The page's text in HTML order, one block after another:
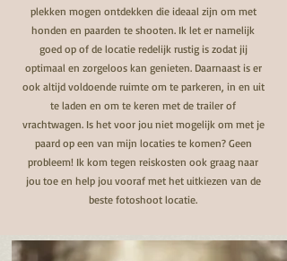
plekken mogen ontdekken die ideaal zijn om met
honden en paarden te shooten. Ik let er namelijk
goed op of de locatie redelijk rustig is zodat jij
optimaal en zorgeloos kan genieten. Daarnaast is er
ook altijd voldoende ruimte om te parkeren, in en uit
te laden en om te keren met de trailer of
vrachtwagen. Is het voor jou niet mogelijk om met je
paard op een van mijn locaties te komen? Geen
probleem! Ik kom tegen reiskosten ook graag naar
jou toe en help jou vooraf met het uitkiezen van de
beste fotoshoot locatie.